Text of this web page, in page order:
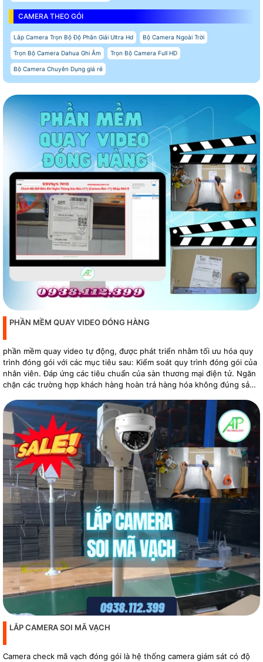
CAMERA THEO GÓI
Lắp Camera Trọn Bộ Độ Phân Giải Ultra Hd Bộ Camera Ngoài Trời
Trọn Bộ Camera Dahua Ghi Âm Trọn Bộ Camera Full HD
Bộ Camera Chuyên Dụng giá rẻ
PHẦN MỀM QUAY VIDEO ĐÓNG HÀNG
phần mềm quay video tự động, được phát triển nhằm tối ưu hóa quy
trình đóng gói với các mục tiêu sau: Kiểm soát quy trình đóng gói của
nhân viên. Đáp ứng các tiêu chuẩn của sàn thương mại điện tử. Ngăn
chặn các trường hợp khách hàng hoàn trả hàng hóa không đúng sản
LẮP CAMERA SOI MÃ VẠCH
Camera check mã vạch đóng gói là hệ thống camera giám sát có độ